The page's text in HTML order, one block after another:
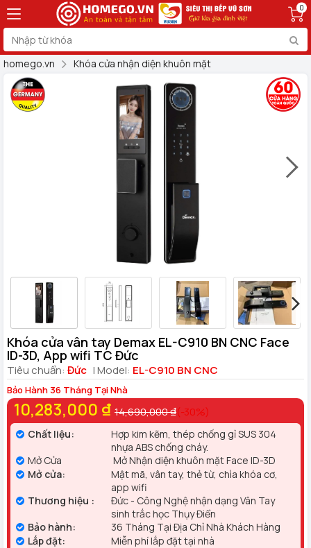
0
homego.vn Khóa cửa nhận diện khuôn mặt
Khóa cửa vân tay Demax EL-C910 BN CNC Face
ID-3D, App wifi TC Đức
Tiêu chuẩn: Đức | Model: EL-C910 BN CNC
Bảo Hành 36 Tháng Tại Nhà
10,283,000 ₫ 14,690,000 ₫(-30%)
Chất liệu:
Hợp kim kẽm, thép chống gỉ SUS 304
nhựa ABS chống cháy.
Mở Cửa
Mở Nhận diện khuôn mặt Face ID-3D
Mở cửa:
Mật mã, vân tay, thẻ từ, chìa khóa cơ,
app wifi
Thương hiệu :
Đức - Công Nghệ nhận dạng Vân Tay
sinh trắc học Thụy Điển
Bảo hành:
36 Tháng Tại Địa Chỉ Nhà Khách Hàng
Lắp đặt:
Miễn phí lắp đặt tại nhà